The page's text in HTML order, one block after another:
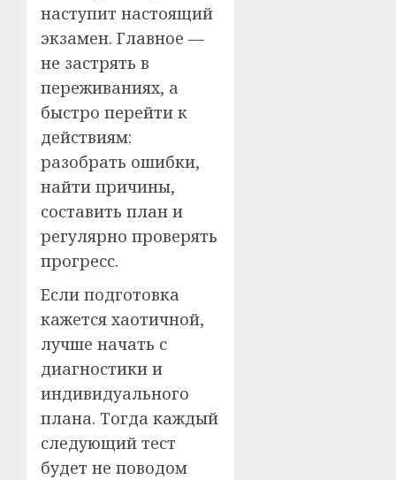
наступит настоящий
экзамен. Главное —
не застрять в
переживаниях, а
быстро перейти к
действиям:
разобрать ошибки,
найти причины,
составить план и
регулярно проверять
прогресс.
Если подготовка
кажется хаотичной,
лучше начать с
диагностики и
индивидуального
плана. Тогда каждый
следующий тест
будет не поводом